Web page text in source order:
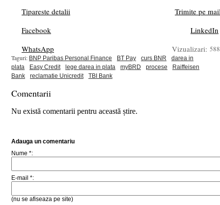
Tipareste detalii
Trimite pe
Facebook
LinkedIn
WhatsApp
Vizualizari:
Taguri: BNP Paribas Personal Finance BT Pay curs BNR
darea in
plata
Easy Credit lege darea in plata myBRD procese
Raiffeisen
Bank
reclamatie Unicredit TBI Bank
Comentarii
Nu există comentarii pentru această știre.
Adauga un comentariu
Nume *:
E-mail *:
(nu se afiseaza pe site)